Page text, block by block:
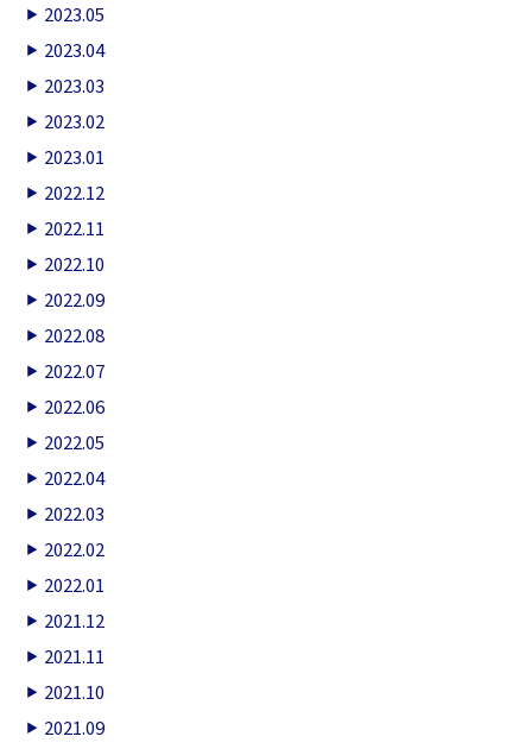
2023.05
2023.04
2023.03
2023.02
2023.01
2022.12
2022.11
2022.10
2022.09
2022.08
2022.07
2022.06
2022.05
2022.04
2022.03
2022.02
2022.01
2021.12
2021.11
2021.10
2021.09